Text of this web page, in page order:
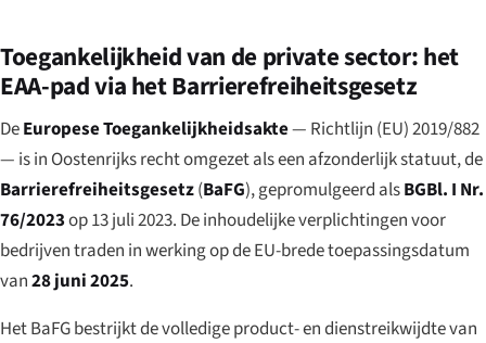
Toegankelijkheid van de private sector: het
EAA-pad via het Barrierefreiheitsgesetz
DeEuropese Toegankelijkheidsakte— Richtlijn (EU) 2019/882
— is in Oostenrijks recht omgezet als een afzonderlijk statuut, de
Barrierefreiheitsgesetz(BaFG), gepromulgeerd alsBGBl. I Nr.
76/2023op 13 juli 2023. De inhoudelijke verplichtingen voor
bedrijven traden in werking op de EU-brede toepassingsdatum
van28 juni 2025.
Het BaFG bestrijkt de volledige product- en dienstreikwijdte van